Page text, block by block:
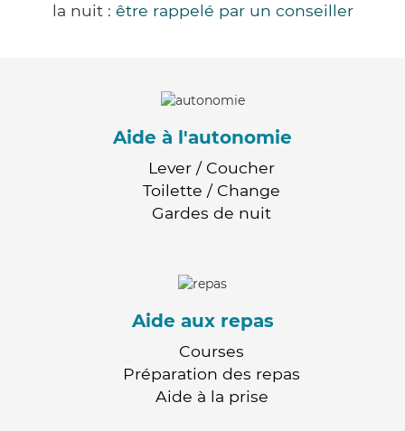
la nuit : être rappelé par un conseiller
Aide à l'autonomie
Lever / Coucher
Toilette / Change
Gardes de nuit
Aide aux repas
Courses
Préparation des repas
Aide à la prise